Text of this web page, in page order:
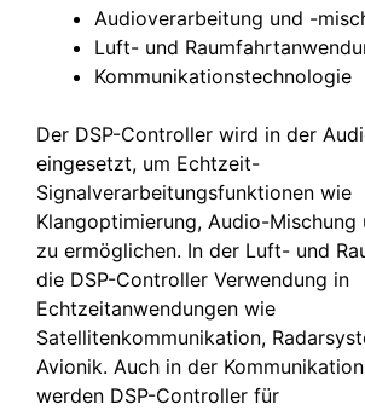
Audioverarbeitung und -
Luft- und
Kommunikationstechnologie
Der DSP-Controller wird in der
eingesetzt, um Echtzeit-
Signalverarbeitungsfunktionen wie
Klangoptimierung, Audio-Mischung
zu ermöglichen. In der Luft- und
die DSP-Controller Verwendung in
Echtzeitanwendungen wie
Satellitenkommunikation,
Avionik. Auch in der
werden DSP-Controller für